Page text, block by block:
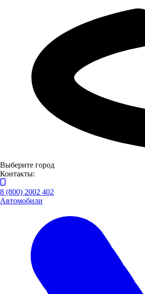
Выберите город
Контакты:
8 (800) 2002 402
Автомобили
Казань, Ярослава Гашека, 7
Пн-Пт: 08:00-20:00, Выходные: 08:00-18:00
8 (800) 505 61 77
Автоцентры ГАЗ в Нижнем Новгороде